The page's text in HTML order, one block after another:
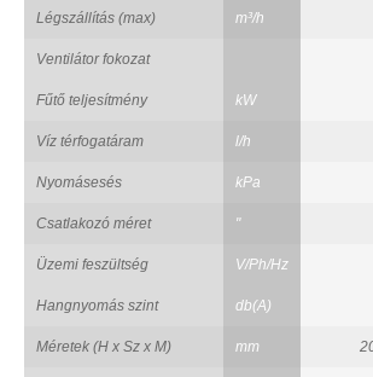
Légszállítás (max) m³/h
Ventilátor fokozat
Fűtő teljesítmény kW
Víz térfogatáram l/h
Nyomásesés kPa
Csatlakozó méret "
Üzemi feszültség V/Ph/Hz
Hangnyomás szint db(A)
Méretek (H x Sz x M) mm